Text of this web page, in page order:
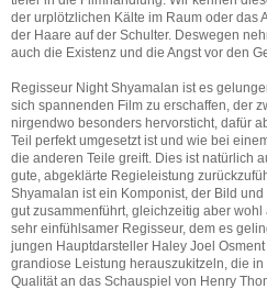
der urplötzlichen Kälte im Raum oder das
der Haare auf der Schulter. Deswegen
auch die Existenz und die Angst vor den
Regisseur Night Shyamalan ist es
sich spannenden Film zu erschaffen, der
nirgendwo besonders hervorsticht, dafür
Teil perfekt umgesetzt ist und wie bei
die anderen Teile greift. Dies ist natürlich
gute, abgeklärte Regieleistung
Shyamalan ist ein Komponist, der Bild und
gut zusammenführt, gleichzeitig aber wohl
sehr einfühlsamer Regisseur, dem es
jungen Hauptdarsteller Haley Joel Osment
grandiose Leistung herauszukitzeln, die in
Qualität an das Schauspiel von Henry